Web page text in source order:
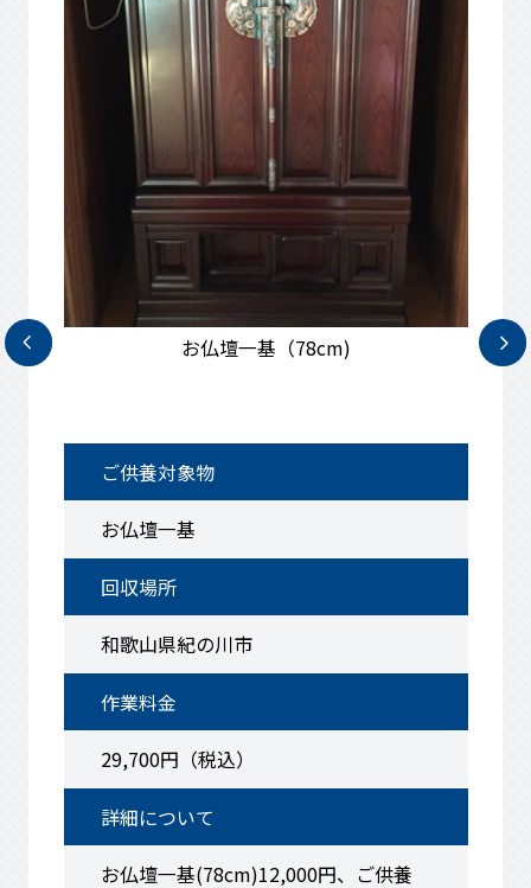
仏壇一基（52cm)
ご供養対象物
お仏壇一基（52㎝） 仏具
回収場所
大阪府堺市
作業料金
36,300円（税込）
詳細について
お仏壇一基(52cm)12,000円仏具6,000
円、御供養代15,000円 計36,300円